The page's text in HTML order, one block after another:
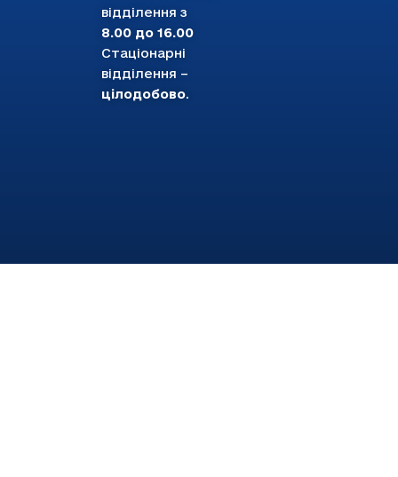
відділення з
8.00 до 16.00
Стаціонарні
відділення –
цілодобово.